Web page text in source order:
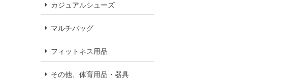
カジュアルシューズ
マルチバッグ
フィットネス用品
その他、体育用品・器具